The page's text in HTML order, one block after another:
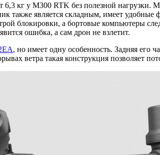
6,3 кг у M300 RTK без полезной
также является складным, имеет удобные
блокировки, а бортовые компьютеры
ошибка, а сам дрон не взлетит.
, но имеет одну особенность. Задняя его
ветра такая конструкция позволяет